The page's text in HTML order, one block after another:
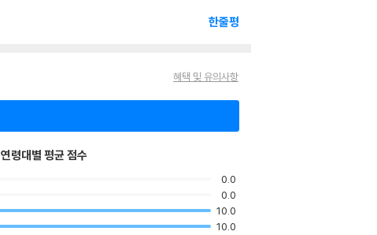
한줄평
혜택 및 유의사항
연령대별 평균 점수
0.0
0.0
10.0
10.0